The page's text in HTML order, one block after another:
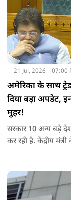
21 Jul, 2026 07:00
अमेरिका के साथ
दिया बड़ा अपडेट,
मुहर!
सरकार 10 अन्य बड़े
कर रही है. केंद्रीय